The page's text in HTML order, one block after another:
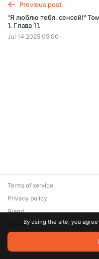
Previous post
"Я люблю тебя, сенсей!" Том
1. Глава 11.
Jul 14 2025 05:00
© 2026 Zaya Solutions
are the property of their
Terms of service
Privacy policy
Brand
SupportBy using the site, you